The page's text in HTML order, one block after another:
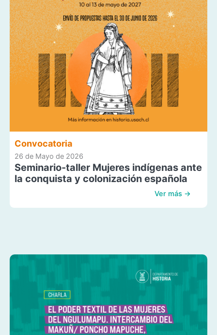
Convocatoria
26 de Mayo de 2026
Seminario-taller Mujeres indígenas ante
la conquista y colonización española
Ver más →